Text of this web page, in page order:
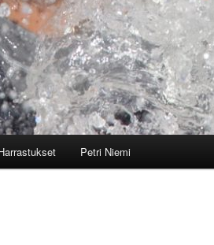
Petri Niemi